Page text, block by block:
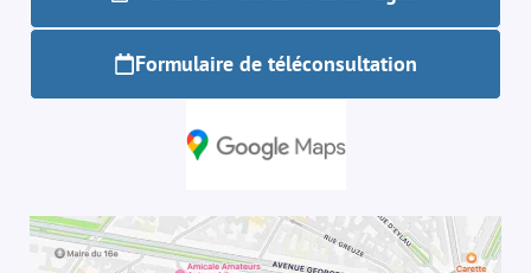
Formulaire de téléconsultation